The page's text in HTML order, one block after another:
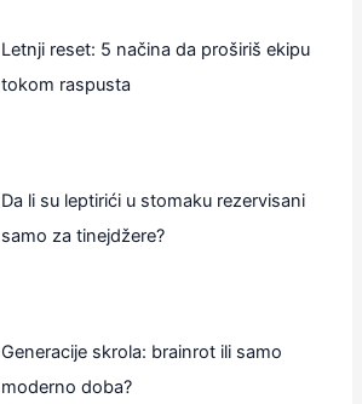
Letnji reset: 5 načina da proširiš ekipu
tokom raspusta
Da li su leptirići u stomaku rezervisani
samo za tinejdžere?
Generacije skrola: brainrot ili samo
moderno doba?